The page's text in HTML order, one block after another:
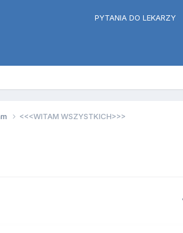
PYTANIA DO LEKARZY
<<<WITAM WSZYSTKICH>>>